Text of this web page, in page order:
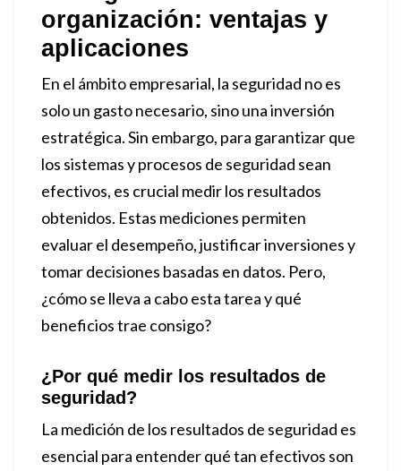
organización: ventajas y
aplicaciones
En el ámbito empresarial, la seguridad no es
solo un gasto necesario, sino una inversión
estratégica. Sin embargo, para garantizar que
los sistemas y procesos de seguridad sean
efectivos, es crucial medir los resultados
obtenidos. Estas mediciones permiten
evaluar el desempeño, justificar inversiones y
tomar decisiones basadas en datos. Pero,
¿cómo se lleva a cabo esta tarea y qué
beneficios trae consigo?
¿Por qué medir los resultados de
seguridad?
La medición de los resultados de seguridad es
esencial para entender qué tan efectivos son